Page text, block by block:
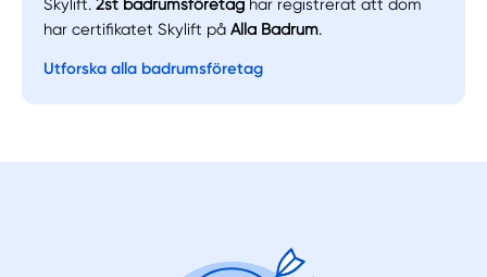
Skylift.2st badrumsföretag har registrerat att dom
har certifikatet Skylift påAlla Badrum.
Utforska alla badrumsföretag